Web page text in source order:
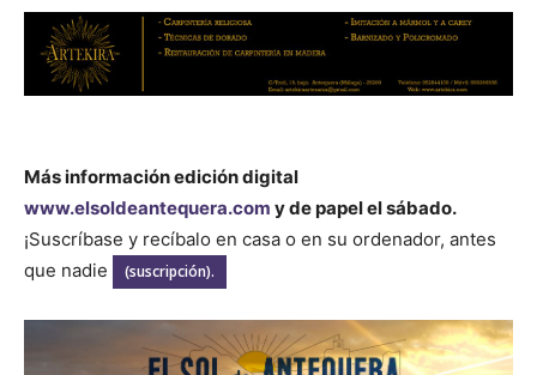
Más información edición digital
www.elsoldeantequera.com y de papel el sábado.
¡Suscríbase y recíbalo en casa o en su ordenador, antes
que nadie
(suscripción).